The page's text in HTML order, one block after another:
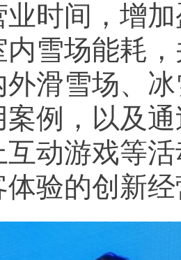
时间，增
雪场能耗
外滑雪场、
案例，以及
互动游戏等
体验的创新